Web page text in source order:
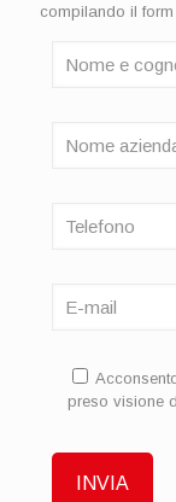
compilando il form
preso visione